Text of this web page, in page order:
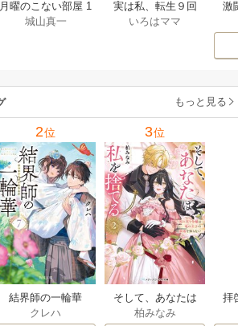
月曜のこない部屋 1
巻
城山真一
実は私、転生９回
生です マンガ
いろはママ
激
もっと見る
2位
結界師の一輪華
クレハ
3位
そして、あなたは
私を捨てる
柏みなみ
拝